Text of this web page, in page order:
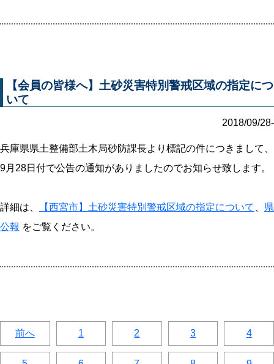
【会員の皆様へ】土砂災害特別警戒区域の指定につ
いて
2018/09/28-
兵庫県県土整備部土木局砂防課長より標記の件につきまして、
9月28日付で公告の通知がありましたのでお知らせ致します。
詳細は、 【西宮市】土砂災害特別警戒区域の指定について
県
公報 をご覧ください。
前へ 1 2 3 4